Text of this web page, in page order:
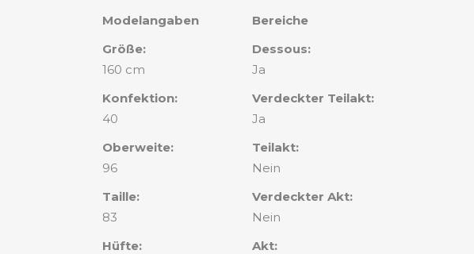
Modelangaben
Bereiche
Größe:
160 cm
Konfektion:
40
Oberweite:
96
Taille:
83
Hüfte:
Dessous:
Ja
Verdeckter Teilakt:
Ja
Teilakt:
Nein
Verdeckter Akt:
Nein
Akt: